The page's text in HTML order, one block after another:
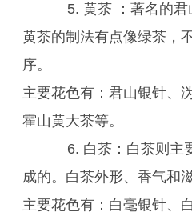
5. 黄茶 ：著名的君
黄茶的制法有点像绿茶，
序。
主要花色有：君山银针、
霍山黄大茶等。
6. 白茶：白茶则主要
成的。白茶外形、香气和
主要花色有：白毫银针、